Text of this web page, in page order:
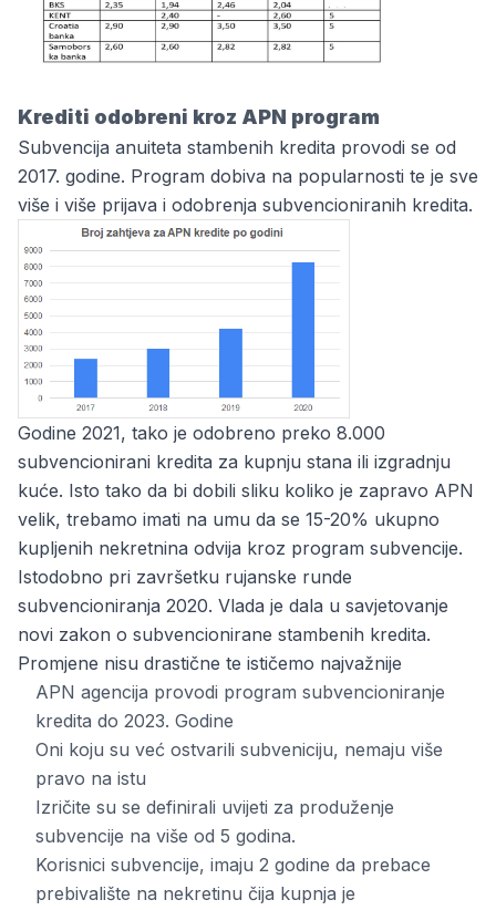
Krediti odobreni kroz APN program
Subvencija anuiteta stambenih kredita provodi se od
2017. godine. Program dobiva na popularnosti te je sve
više i više prijava i odobrenja subvencioniranih kredita.
Godine 2021, tako je odobreno preko 8.000
subvencionirani kredita za kupnju stana ili izgradnju
kuće. Isto tako da bi dobili sliku koliko je zapravo APN
velik, trebamo imati na umu da se 15-20% ukupno
kupljenih nekretnina odvija kroz program subvencije.
Istodobno pri završetku rujanske runde
subvencioniranja 2020. Vlada je dala u savjetovanje
novi zakon o subvencionirane stambenih kredita.
Promjene nisu drastične te ističemo najvažnije
APN agencija provodi program subvencioniranje
kredita do 2023. Godine
Oni koju su već ostvarili subveniciju, nemaju više
pravo na istu
Izričite su se definirali uvijeti za produženje
subvencije na više od 5 godina.
Korisnici subvencije, imaju 2 godine da prebace
prebivalište na nekretinu čija kupnja je